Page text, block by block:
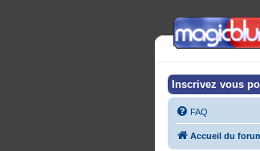
Inscrivez vous
FAQ
Accueil du